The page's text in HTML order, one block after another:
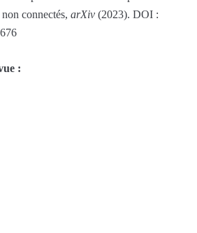
connectés, arXiv (2023). DOI :
: